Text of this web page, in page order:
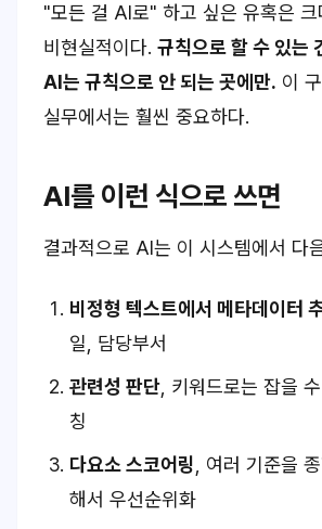
"모든 걸 AI로" 하고 싶은 유혹은 크
비현실적이다. 규칙으로 할 수 있는
AI는 규칙으로 안 되는 곳에만. 이
실무에서는 훨씬 중요하다.
AI를 이런 식으로 쓰면
결과적으로 AI는 이 시스템에서 다
비정형 텍스트에서 메타데이터
일, 담당부서
관련성 판단 , 키워드로는 잡을
칭
다요소 스코어링 , 여러 기준을
해서 우선순위화